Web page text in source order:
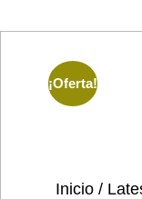
¡Oferta!
Inicio /